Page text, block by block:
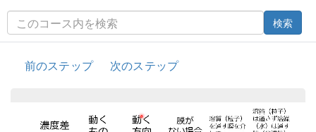
検索
前のステップ 次のステップ